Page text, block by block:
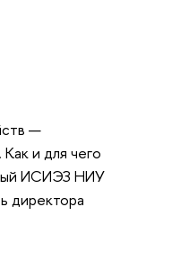
—
и для чего
ИСИЭЗ НИУ
директора